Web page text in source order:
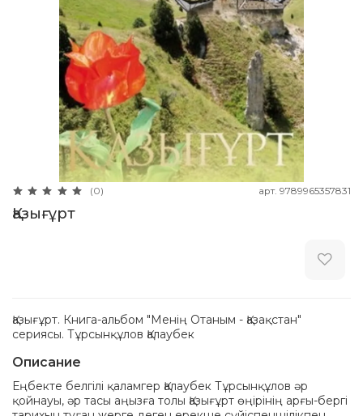
(0) арт. 9789965357831
Қазығұрт
Қазығұрт. Книга-альбом "Менің Отаным - Қазақстан"
сериясы. Тұрсынқұлов Қалаубек
Описание
Еңбекте белгілі қаламгер Қалаубек Тұрсынқұлов әр
қойнауы, әр тасы аңызға толы Қазығұрт өңірінің арғы-бергі